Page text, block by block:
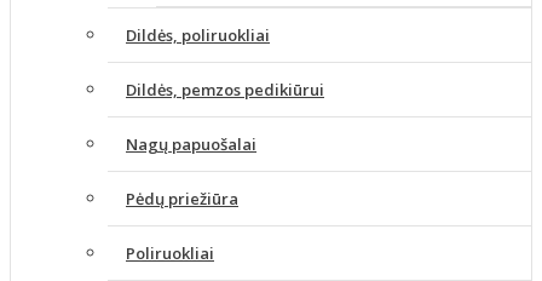
Dildės, poliruokliai
Dildės, pemzos pedikiūrui
Nagų papuošalai
Pėdų priežiūra
Poliruokliai